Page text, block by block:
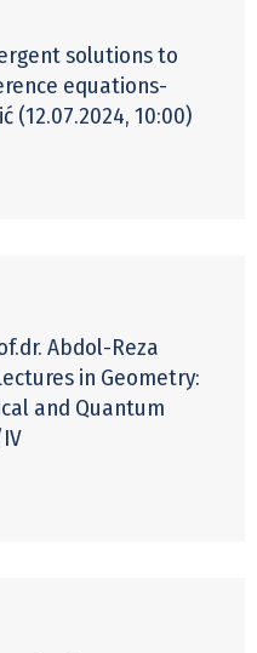
solutions to
equations-
(12.07.2024, 10:00)
Abdol-Reza
in Geometry:
and Quantum